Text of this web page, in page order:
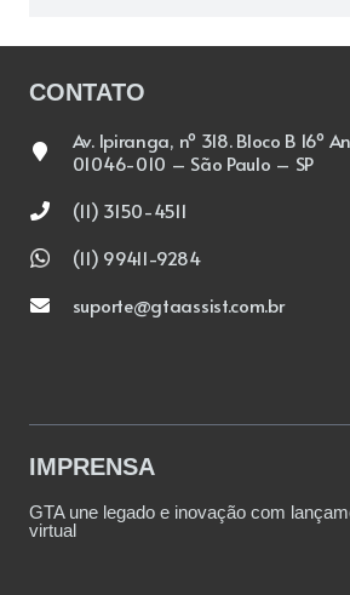
CONTATO
Av. Ipiranga, nº 318. Bloco B 16º
01046-010 – São Paulo – SP
(11) 3150-4511
(11) 99411-9284
suporte@gtaassist.com.br
IMPRENSA
GTA une legado e inovação com
virtual